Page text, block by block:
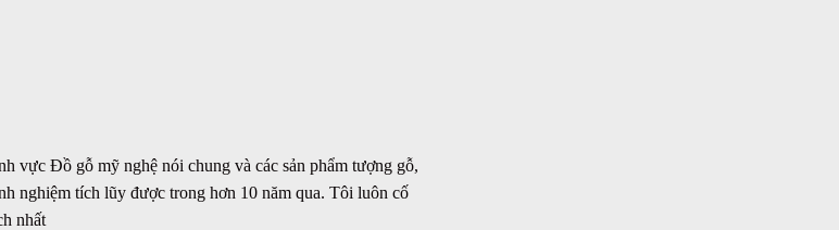
vực Đồ gỗ mỹ nghệ nói chung và các sản phẩm tượng gỗ,
nghiệm tích lũy được trong hơn 10 năm qua. Tôi luôn cố
nhất